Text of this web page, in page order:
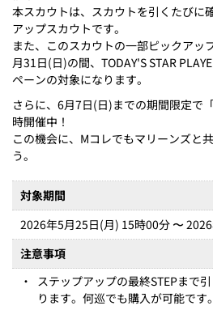
本スカウトは、スカウトを引くたびに
アップスカウトです。
また、このスカウトの一部ピックアッ
月31日(日)の間、TODAY'S STAR
ペーンの対象になります。
さらに、6月7日(日)までの期間限定で
時開催中！
この機会に、Mコレでもマリーンズと
う。
対象期間
2026年5月25日(月) 15時00分 〜
注意事項
・
ステップアップの最終STEPまで
ります。何巡でも購入が可能です。